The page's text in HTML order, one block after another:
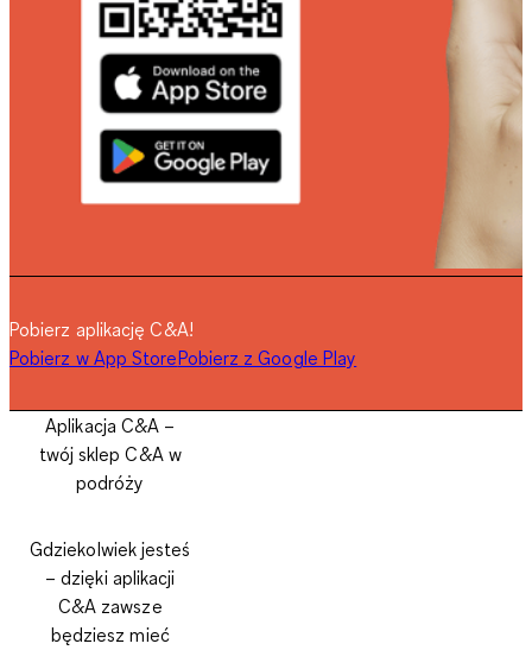
Pobierz aplikację C&A!
Pobierz w App StorePobierz z Google Play
Aplikacja C&A –
twój sklep C&A w
podróży
Gdziekolwiek jesteś
– dzięki aplikacji
C&A zawsze
będziesz mieć